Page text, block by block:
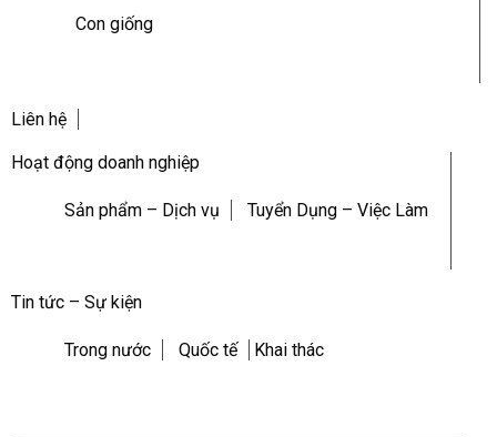
Con giống
Liên hệ
Hoạt động doanh nghiệp
Sản phẩm – Dịch vụ Tuyển Dụng – Việc Làm
Tin tức – Sự kiện
Trong nước Quốc tế Khai thác